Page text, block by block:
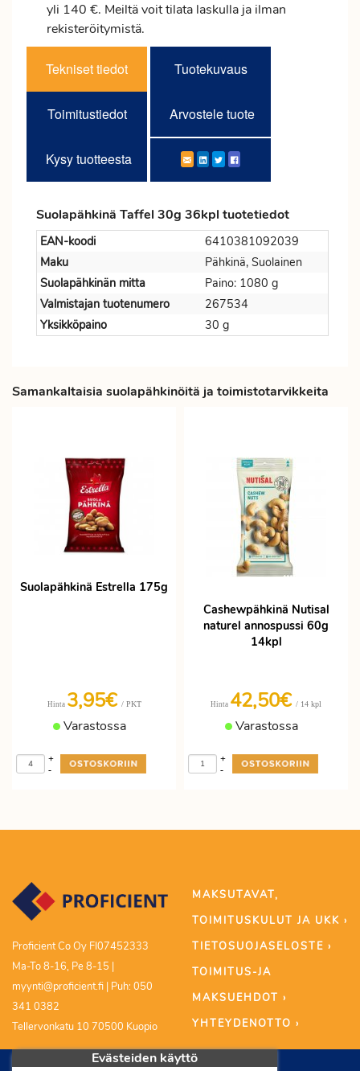
yli 140 €. Meiltä voit tilata laskulla ja ilman
rekisteröitymistä.
Tekniset tiedot Tuotekuvaus
Toimitustiedot Arvostele tuote
Kysy tuotteesta
Suolapähkinä Taffel 30g 36kpl tuotetiedot
EAN-koodi
6410381092039
Maku
Pähkinä, Suolainen
Suolapähkinän mitta
Paino: 1080 g
Valmistajan tuotenumero
267534
Yksikköpaino
30 g
Samankaltaisia suolapähkinöitä ja toimistotarvikkeita
Suolapähkinä Estrella 175g
Hinta 3,95€ / PKT
Varastossa
-
+
Cashewpähkinä Nutisal
naturel annospussi 60g
14kpl
Hinta 42,50€ / 14 kpl
Varastossa
-
+
Proficient Co Oy FI07452333
Ma-To 8-16, Pe 8-15 |
myynti@proficient.fi | Puh: 050
341 0382
Tellervonkatu 10 70500 Kuopio
MAKSUTAVAT,
TOIMITUSKULUT JA UKK ›
TIETOSUOJASELOSTE ›
TOIMITUS-JA
MAKSUEHDOT ›
YHTEYDENOTTO ›
Evästeiden käyttö